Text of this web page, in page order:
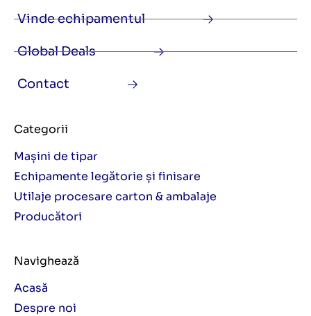
Vinde echipamentul
Global Deals
Contact
Categorii
Mașini de tipar
Echipamente legătorie și finisare
Utilaje procesare carton & ambalaje
Producători
Navighează
Acasă
Despre noi